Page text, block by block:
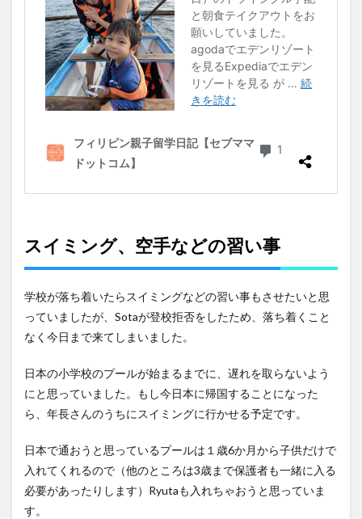
スイミング、空手などの習い事
学校が落ち着いたらスイミングなどの習い事もさせたいと思
っていましたが、Sotaが登校拒否をしたため、落ち着くこと
なく今日まで来てしまいました。
日本の小学校のプールが始まるまでに、遅れを取らないよう
にと思っていました。もし今日本に帰国することになった
ら、年長さんのうちにスイミングに行かせる予定です。
日本で通おうと思っているプールは１歳6か月から子供だけで
入れてくれるので（他のところは3歳まで保護者も一緒に入る
必要があったりします）Ryutaも入れちゃおうと思っていま
す。